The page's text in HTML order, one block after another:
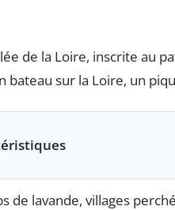
de la Loire, inscrite au
sur la Loire, un
de lavande, villages